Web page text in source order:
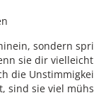
sondern
sie dir
die
sind sie viel